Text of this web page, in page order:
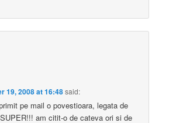
19, 2008 at 16:48said:
pe mail o povestioara, legata de
am citit-o de cateva ori si de